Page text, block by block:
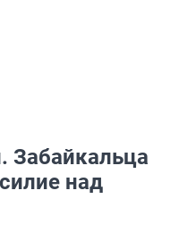
Забайкальца
над